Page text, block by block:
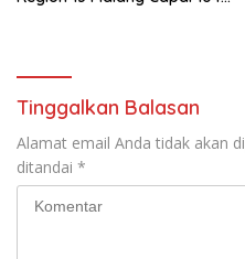
Tinggalkan Balasan
Alamat email Anda tidak akan
ditandai *